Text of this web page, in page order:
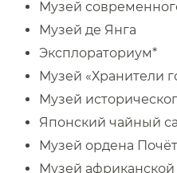
Музей
Музей де Янга ​​
Эксплораториум*​​
Музей «Хранители
Музей
Японский чайный
Музей ордена
Музей африканской